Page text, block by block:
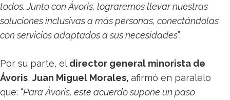
todos. Junto con Ávoris, lograremos llevar nuestras
soluciones inclusivas a más personas, conectándolas
con servicios adaptados a sus necesidades”.
Por su parte, el director general minorista de
Ávoris, Juan Miguel Morales, afirmó en paralelo
que: “Para Ávoris, este acuerdo supone un paso